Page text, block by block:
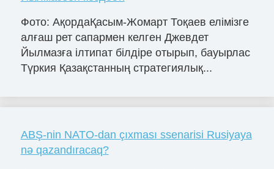
Фото: АқордаҚасым-Жомарт Тоқаев елімізге
алғаш рет сапармен келген Джевдет
Йылмазға ілтипат білдіре отырып, бауырлас
Түркия Қазақстанның стратегиялық...
ABŞ-nin NATO-dan çıxması ssenarisi Rusiyaya
nə qazandıracaq?